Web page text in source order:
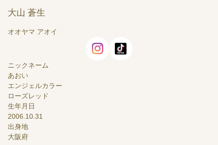
大山 蒼生
オオヤマ アオイ
ニックネーム
あおい
エンジェルカラー
ローズレッド
生年月日
2006.10.31
出身地
大阪府